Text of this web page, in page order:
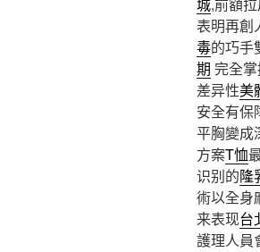
城,前額
表明再創
毒的巧手
期 完全
差异性美
安全有保
平胸變成
方案T恤
识别的隆
術以全身
来表现台
護理人員